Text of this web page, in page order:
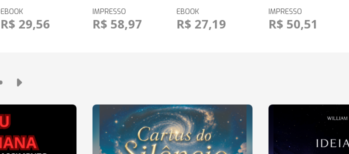
EBOOK
R$ 29,56
IMPRESSO
R$ 58,97
EBOOK
R$ 27,19
IMPRESSO
R$ 50,51